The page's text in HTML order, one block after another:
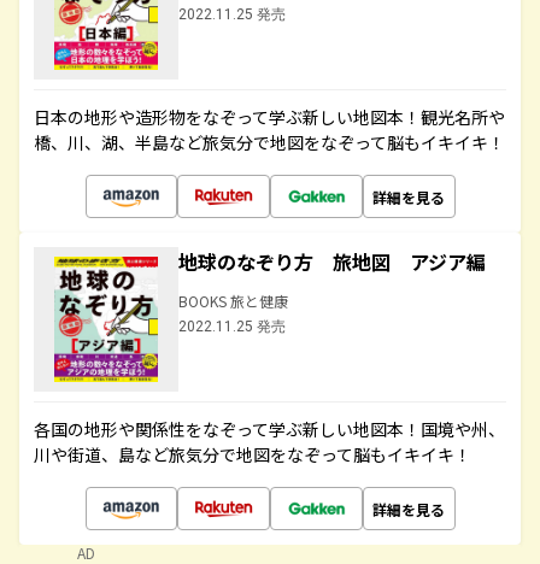
2022.11.25 発売
日本の地形や造形物をなぞって学ぶ新しい地図本！観光名所や
橋、川、湖、半島など旅気分で地図をなぞって脳もイキイキ！
詳細を見る
地球のなぞり方 旅地図 アジア編
BOOKS 旅と健康
2022.11.25 発売
各国の地形や関係性をなぞって学ぶ新しい地図本！国境や州、
川や街道、島など旅気分で地図をなぞって脳もイキイキ！
詳細を見る
AD